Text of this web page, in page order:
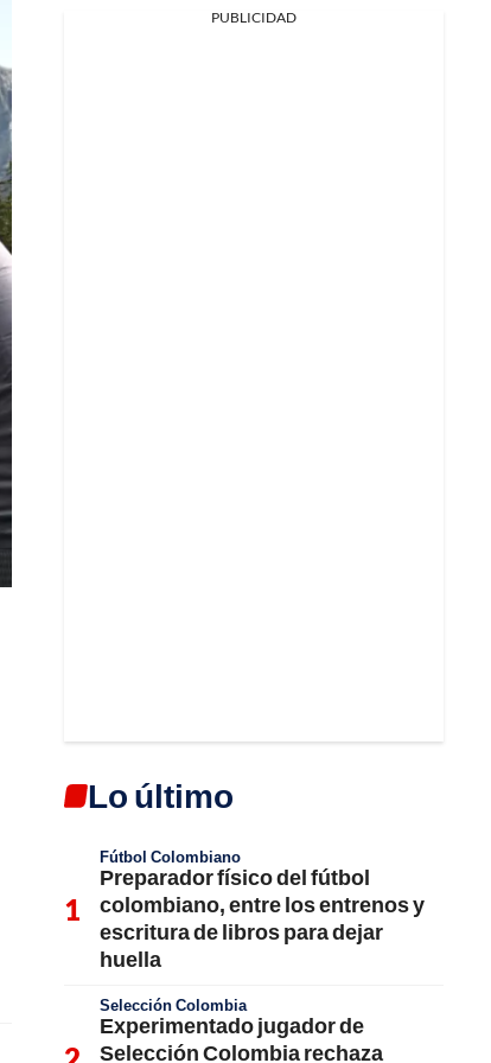
PUBLICIDAD
Lo último
Fútbol Colombiano
Preparador físico del fútbol
colombiano, entre los entrenos y
escritura de libros para dejar
huella
Selección Colombia
Experimentado jugador de
Selección Colombia rechaza